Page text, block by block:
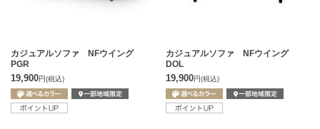
カジュアルソファ NFウイング
PGR
19,900円(税込)
カジュアルソファ NFウイング
DOL
19,900円(税込)